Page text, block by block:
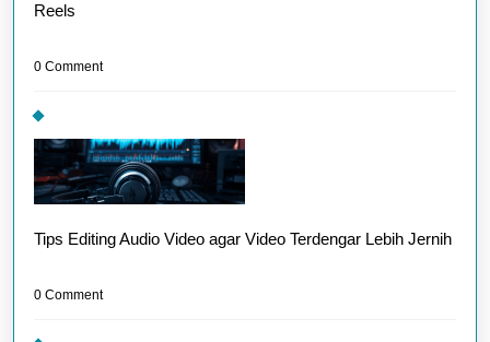
Reels
0 Comment
Tips Editing Audio Video agar Video Terdengar Lebih Jernih
0 Comment